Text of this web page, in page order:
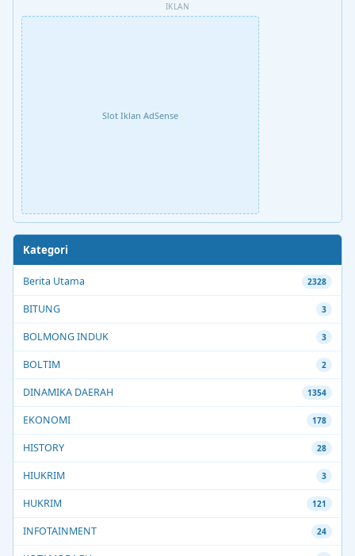
IKLAN
Slot Iklan AdSense
Kategori
Berita Utama 2328
BITUNG 3
BOLMONG INDUK 3
BOLTIM 2
DINAMIKA DAERAH 1354
EKONOMI 178
HISTORY 28
HIUKRIM 3
HUKRIM 121
INFOTAINMENT 24